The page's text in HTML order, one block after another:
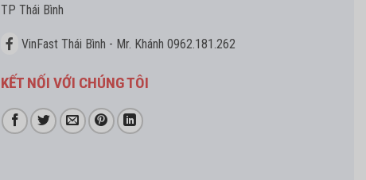
TP Thái Bình
VinFast Thái Bình - Mr. Khánh 0962.181.262
KẾT NỐI VỚI CHÚNG TÔI